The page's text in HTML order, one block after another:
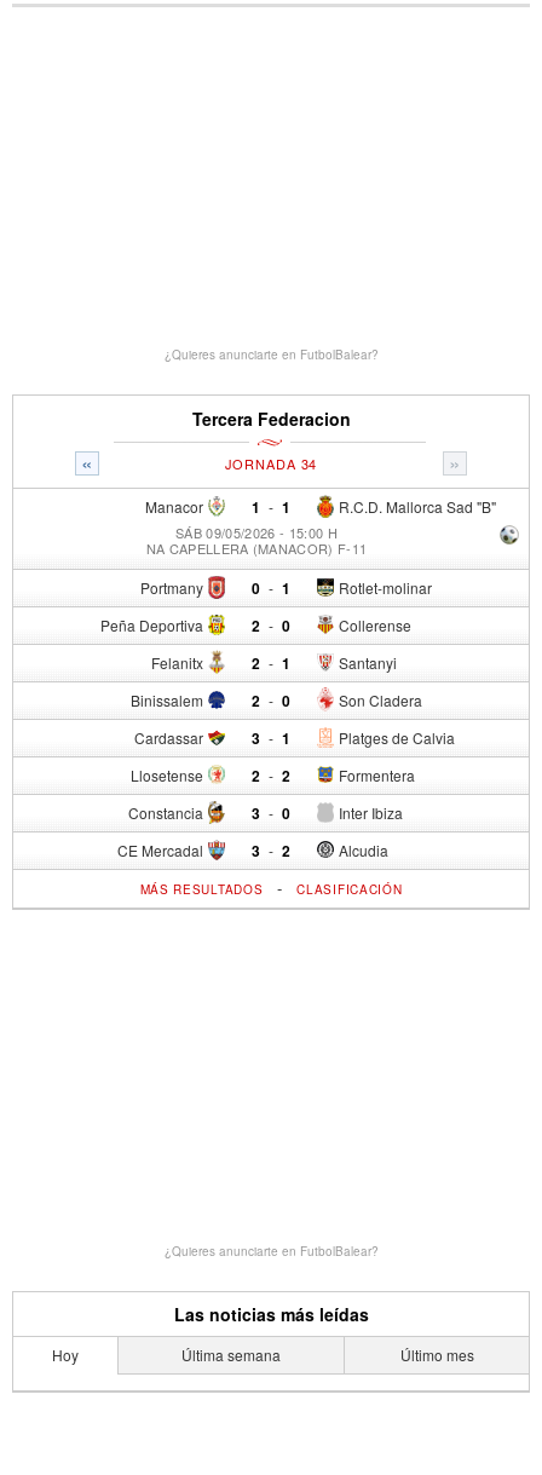
¿Quieres anunciarte en FutbolBalear?
Tercera Federacion
« »
JORNADA 34
Manacor 1 - R.C.D. Mallorca Sad "B"
1
SÁB 09/05/2026 - 15:00 H
NA CAPELLERA (MANACOR) F-11
Portmany 0 - Rotlet-molinar
1
Peña Deportiva 2 - Collerense
0
Felanitx 2 - Santanyi
1
Binissalem 2 - Son Cladera
0
Cardassar 3 - Platges de Calvia
1
Llosetense 2 - Formentera
2
Constancia 3 - Inter Ibiza
0
CE Mercadal 3 - Alcudia
2
MÁS RESULTADOS -CLASIFICACIÓN
¿Quieres anunciarte en FutbolBalear?
Las noticias más leídas
Hoy Última semana Último mes